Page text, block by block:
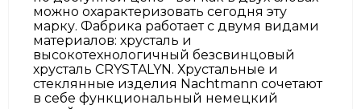
можно охарактеризовать сегодня эту
марку. Фабрика работает с двумя видами
материалов: хрусталь и
высокотехнологичный безсвинцовый
хрусталь CRYSTALYN. Хрустальные и
стеклянные изделия Nachtmann сочетают
в себе функциональный немецкий